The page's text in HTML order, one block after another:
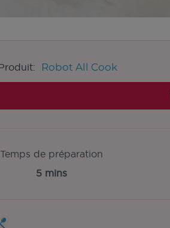
Robot All Cook
Temps de préparation
5 mins